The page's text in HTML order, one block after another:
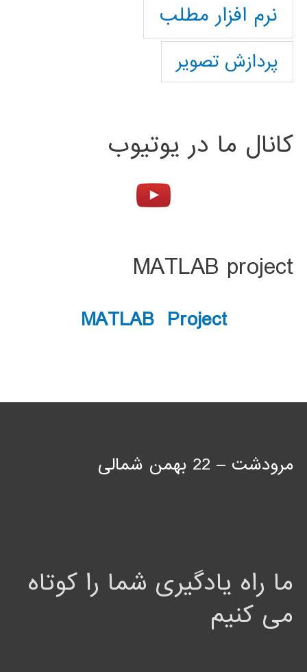
نرم افزار مطلب
پردازش تصویر
کانال ما در یوتیوب
MATLAB project
MATLAB Project
مرودشت – 22 بهمن شمالی
ما راه یادگیری شما را کوتاه
می کنیم